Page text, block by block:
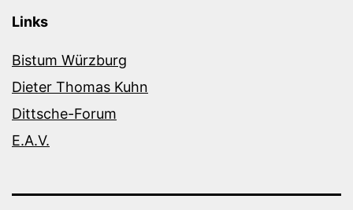
Links
Bistum Würzburg
Dieter Thomas Kuhn
Dittsche-Forum
E.A.V.